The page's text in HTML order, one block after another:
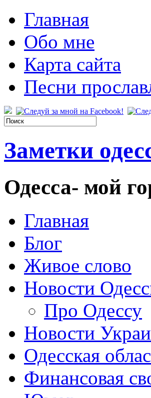
Главная
Обо мне
Карта сайта
Песни
Заметки
Одесса- мой
Главная
Блог
Живое слово
Новости
Про Одессу
Новости
Одесская
Финансовая